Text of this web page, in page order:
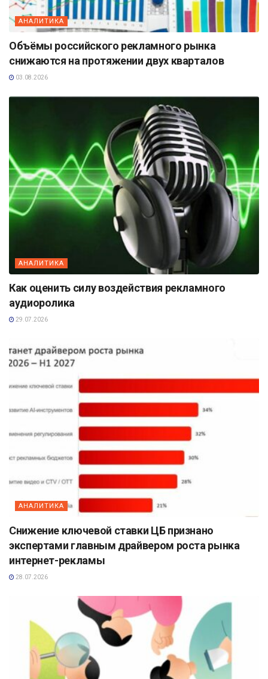
АНАЛИТИКА
Объёмы российского рекламного рынка
снижаются на протяжении двух кварталов
03.08.2026
АНАЛИТИКА
Как оценить силу воздействия рекламного
аудиоролика
29.07.2026
АНАЛИТИКА
Снижение ключевой ставки ЦБ признано
экспертами главным драйвером роста рынка
интернет-рекламы
28.07.2026